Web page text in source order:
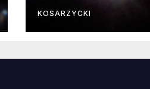
KOSARZYCKI